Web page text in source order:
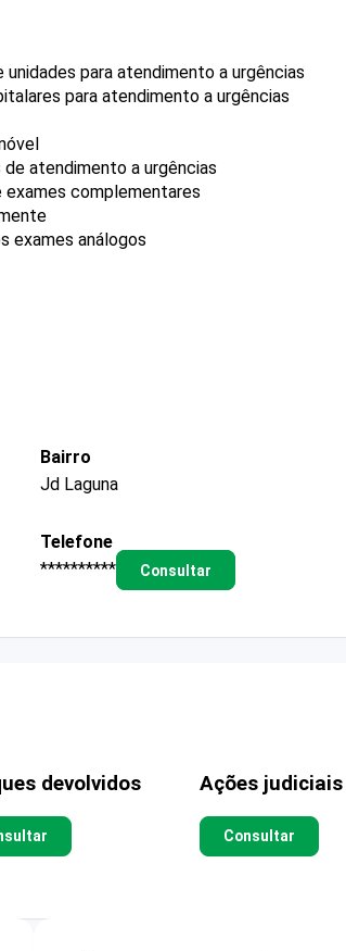
para atendimento a urgências
para atendimento a urgências
atendimento a urgências
complementares
exames análogos
Bairro
Jd Laguna
Telefone
**********
Consultar
devolvidos Ações judiciais
Consultar